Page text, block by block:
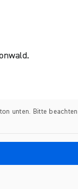
unten. Bitte